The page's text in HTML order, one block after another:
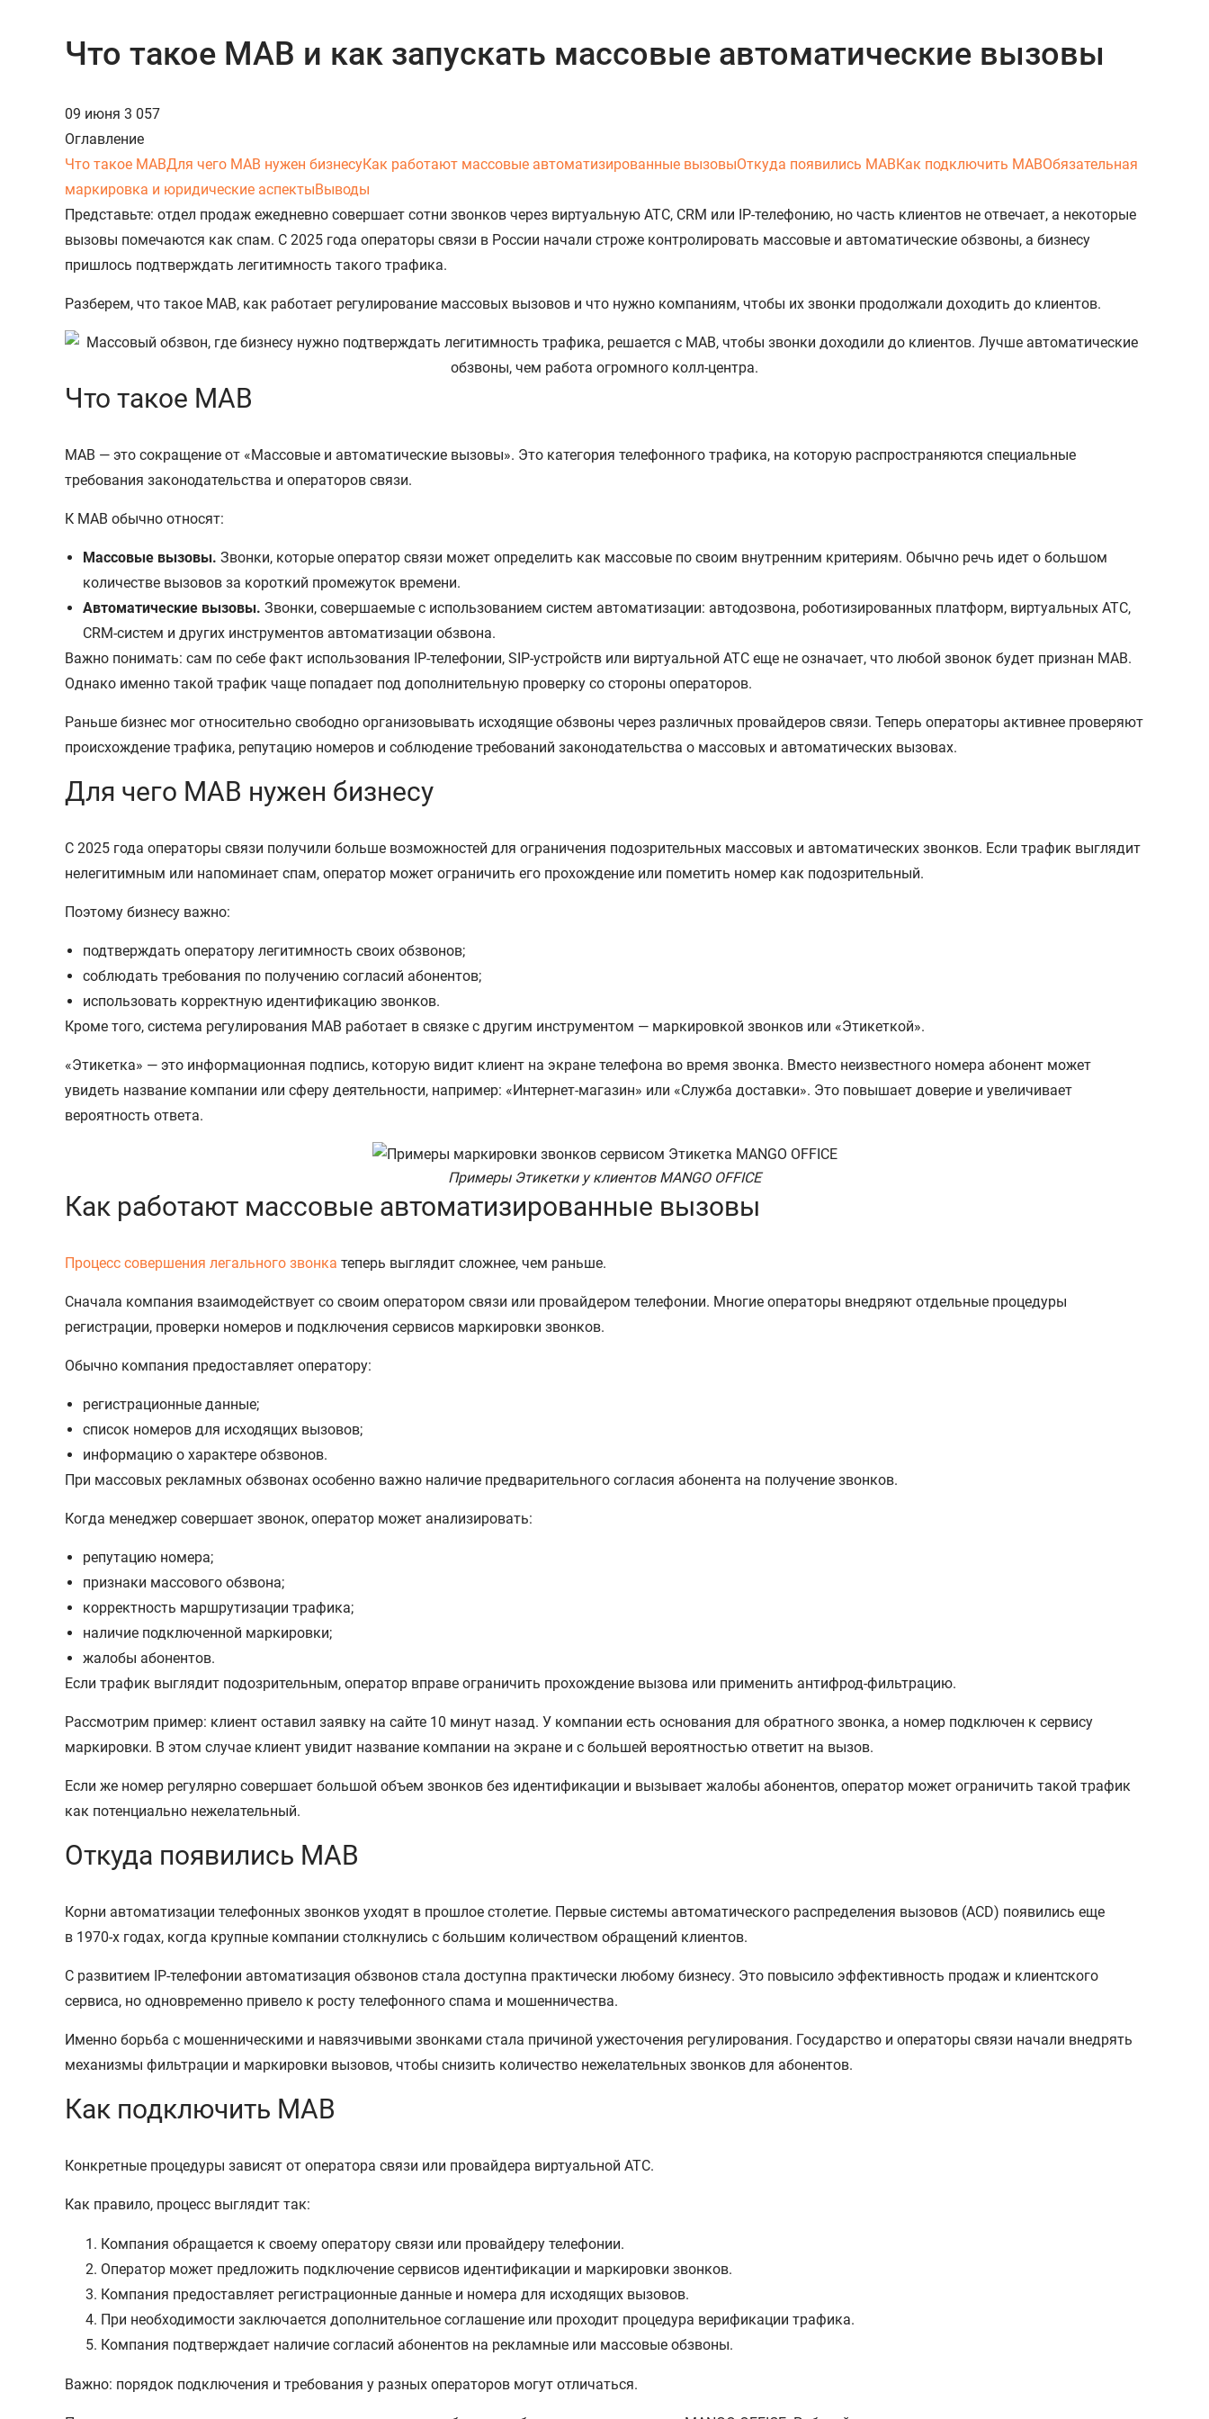
Что такое МАВ и как запускать массовые автоматические вызовы
09 июня 3 057
Оглавление
Что такое МАВДля чего МАВ нужен бизнесуКак работают массовые автоматизированные вызовыОткуда появились МАВКак подключить МАВОбязательная
маркировка и юридические аспектыВыводы
Представьте: отдел продаж ежедневно совершает сотни звонков через виртуальную АТС, CRM или IP-телефонию, но часть клиентов не отвечает, а некоторые
вызовы помечаются как спам. С 2025 года операторы связи в России начали строже контролировать массовые и автоматические обзвоны, а бизнесу
пришлось подтверждать легитимность такого трафика.
Разберем, что такое МАВ, как работает регулирование массовых вызовов и что нужно компаниям, чтобы их звонки продолжали доходить до клиентов.
Что такое МАВ
МАВ — это сокращение от «Массовые и автоматические вызовы». Это категория телефонного трафика, на которую распространяются специальные
требования законодательства и операторов связи.
К МАВ обычно относят:
Массовые вызовы. Звонки, которые оператор связи может определить как массовые по своим внутренним критериям. Обычно речь идет о большом
количестве вызовов за короткий промежуток времени.
Автоматические вызовы. Звонки, совершаемые с использованием систем автоматизации: автодозвона, роботизированных платформ, виртуальных АТС,
CRM-систем и других инструментов автоматизации обзвона.
Важно понимать: сам по себе факт использования IP-телефонии, SIP-устройств или виртуальной АТС еще не означает, что любой звонок будет признан МАВ.
Однако именно такой трафик чаще попадает под дополнительную проверку со стороны операторов.
Раньше бизнес мог относительно свободно организовывать исходящие обзвоны через различных провайдеров связи. Теперь операторы активнее проверяют
происхождение трафика, репутацию номеров и соблюдение требований законодательства о массовых и автоматических вызовах.
Для чего МАВ нужен бизнесу
С 2025 года операторы связи получили больше возможностей для ограничения подозрительных массовых и автоматических звонков. Если трафик выглядит
нелегитимным или напоминает спам, оператор может ограничить его прохождение или пометить номер как подозрительный.
Поэтому бизнесу важно:
подтверждать оператору легитимность своих обзвонов;
соблюдать требования по получению согласий абонентов;
использовать корректную идентификацию звонков.
Кроме того, система регулирования МАВ работает в связке с другим инструментом — маркировкой звонков или «Этикеткой».
«Этикетка» — это информационная подпись, которую видит клиент на экране телефона во время звонка. Вместо неизвестного номера абонент может
увидеть название компании или сферу деятельности, например: «Интернет-магазин» или «Служба доставки». Это повышает доверие и увеличивает
вероятность ответа.
Примеры Этикетки у клиентов MANGO OFFICE
Как работают массовые автоматизированные вызовы
Процесс совершения легального звонка теперь выглядит сложнее, чем раньше.
Сначала компания взаимодействует со своим оператором связи или провайдером телефонии. Многие операторы внедряют отдельные процедуры
регистрации, проверки номеров и подключения сервисов маркировки звонков.
Обычно компания предоставляет оператору:
регистрационные данные;
список номеров для исходящих вызовов;
информацию о характере обзвонов.
При массовых рекламных обзвонах особенно важно наличие предварительного согласия абонента на получение звонков.
Когда менеджер совершает звонок, оператор может анализировать:
репутацию номера;
признаки массового обзвона;
корректность маршрутизации трафика;
наличие подключенной маркировки;
жалобы абонентов.
Если трафик выглядит подозрительным, оператор вправе ограничить прохождение вызова или применить антифрод-фильтрацию.
Рассмотрим пример: клиент оставил заявку на сайте 10 минут назад. У компании есть основания для обратного звонка, а номер подключен к сервису
маркировки. В этом случае клиент увидит название компании на экране и с большей вероятностью ответит на вызов.
Если же номер регулярно совершает большой объем звонков без идентификации и вызывает жалобы абонентов, оператор может ограничить такой трафик
как потенциально нежелательный.
Откуда появились МАВ
Корни автоматизации телефонных звонков уходят в прошлое столетие. Первые системы автоматического распределения вызовов (ACD) появились еще
в 1970-х годах, когда крупные компании столкнулись с большим количеством обращений клиентов.
С развитием IP-телефонии автоматизация обзвонов стала доступна практически любому бизнесу. Это повысило эффективность продаж и клиентского
сервиса, но одновременно привело к росту телефонного спама и мошенничества.
Именно борьба с мошенническими и навязчивыми звонками стала причиной ужесточения регулирования. Государство и операторы связи начали внедрять
механизмы фильтрации и маркировки вызовов, чтобы снизить количество нежелательных звонков для абонентов.
Как подключить МАВ
Конкретные процедуры зависят от оператора связи или провайдера виртуальной АТС.
Как правило, процесс выглядит так:
Компания обращается к своему оператору связи или провайдеру телефонии.
Оператор может предложить подключение сервисов идентификации и маркировки звонков.
Компания предоставляет регистрационные данные и номера для исходящих вызовов.
При необходимости заключается дополнительное соглашение или проходит процедура верификации трафика.
Компания подтверждает наличие согласий абонентов на рекламные или массовые обзвоны.
Важно: порядок подключения и требования у разных операторов могут отличаться.